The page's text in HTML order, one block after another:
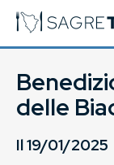
delle
Il19/01/2025